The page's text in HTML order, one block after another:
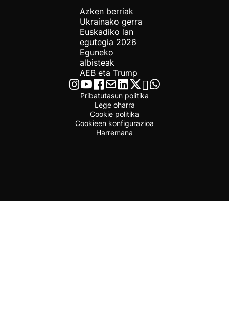
Azken berriak
Ukrainako gerra
Euskadiko lan
egutegia 2026
Eguneko
albisteak
AEB eta Trump
Pribatutasun politika
Lege oharra
Cookie politika
Cookieen konfigurazioa
Harremana